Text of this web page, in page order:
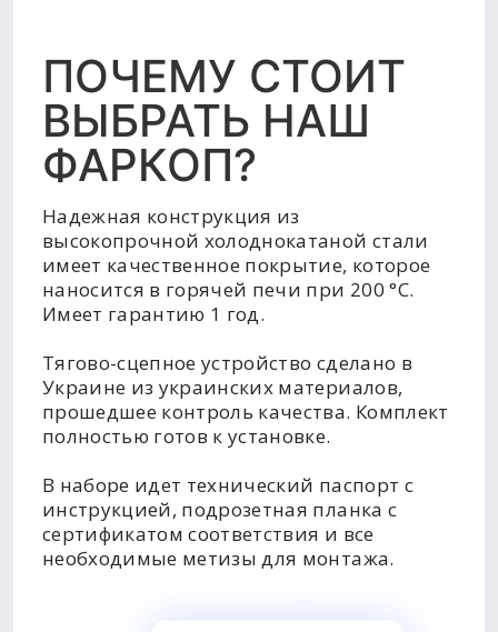
ПОЧЕМУ СТОИТ
ВЫБРАТЬ НАШ
ФАРКОП?
Надежная конструкция из
высокопрочной холоднокатаной стали
имеет качественное покрытие, которое
наносится в горячей печи при 200 °C.
Имеет гарантию 1 год.
Тягово-сцепное устройство сделано в
Украине из украинских материалов,
прошедшее контроль качества. Комплект
полностью готов к установке.
В наборе идет технический паспорт с
инструкцией, подрозетная планка с
сертификатом соответствия и все
необходимые метизы для монтажа.